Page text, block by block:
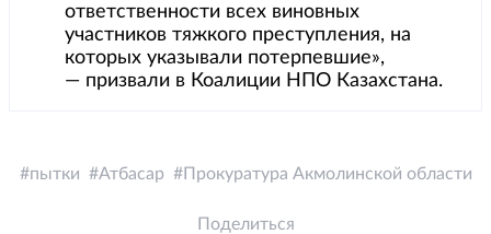
ответственности всех виновных
участников тяжкого преступления, на
которых указывали потерпевшие»,
— призвали в Коалиции НПО Казахстана.
пытки Атбасар Прокуратура Акмолинской области
Поделиться